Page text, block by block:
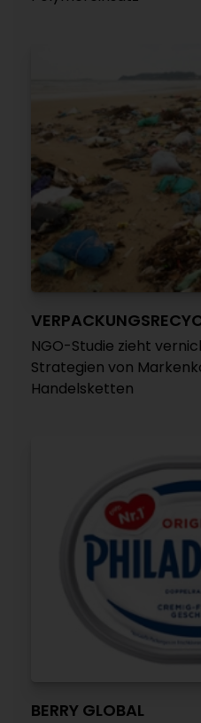
NGO-Studie zieht
Strategien von
Handelsketten
BERRY GLOBAL